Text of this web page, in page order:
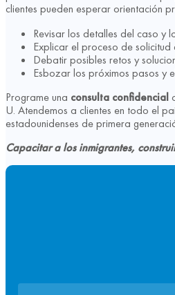
clientes pueden esperar orientación
Revisar los detalles del caso y
Explicar el proceso de
Debatir posibles retos y
Esbozar los próximos pasos y
Programe una consulta confidencial
U. Atendemos a clientes en todo el
estadounidenses de primera
Capacitar a los inmigrantes,